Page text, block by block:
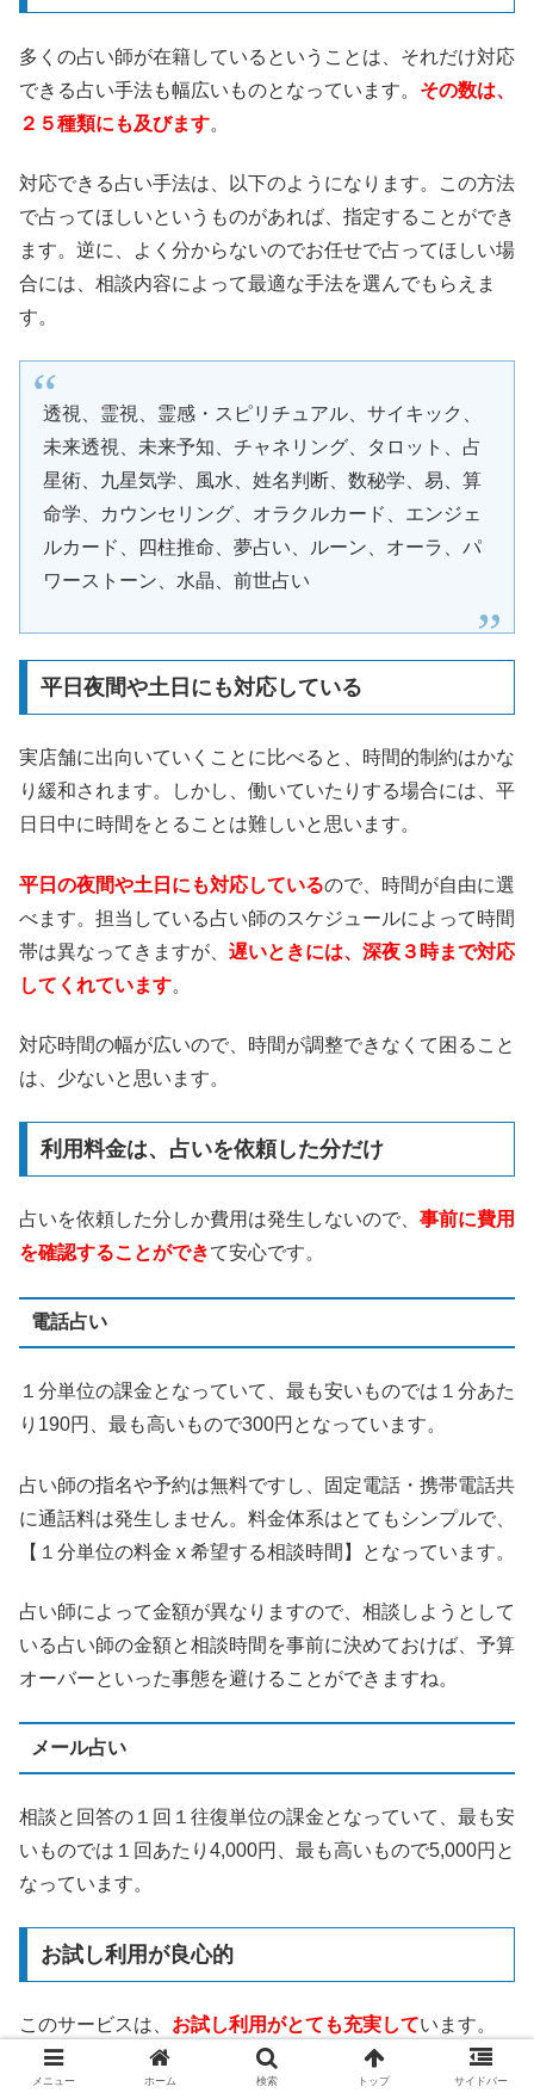
多くの占い師が在籍しているということは、それだけ対応
できる占い手法も幅広いものとなっています。 その数は、
２５種類にも及びます。
対応できる占い手法は、以下のようになります。この方法
で占ってほしいというものがあれば、指定することができ
ます。逆に、よく分からないのでお任せで占ってほしい場
合には、相談内容によって最適な手法を選んでもらえま
す。
透視、霊視、霊感・スピリチュアル、サイキック、
未来透視、未来予知、チャネリング、タロット、占
星術、九星気学、風水、姓名判断、数秘学、易、算
命学、カウンセリング、オラクルカード、エンジェ
ルカード、四柱推命、夢占い、ルーン、オーラ、パ
ワーストーン、水晶、前世占い
平日夜間や土日にも対応している
実店舗に出向いていくことに比べると、時間的制約はかな
り緩和されます。しかし、働いていたりする場合には、平
日日中に時間をとることは難しいと思います。
平日の夜間や土日にも対応しているので、時間が自由に選
べます。担当している占い師のスケジュールによって時間
帯は異なってきますが、 遅いときには、深夜３時まで対応
してくれています。
対応時間の幅が広いので、時間が調整できなくて困ること
は、少ないと思います。
利用料金は、占いを依頼した分だけ
占いを依頼した分しか費用は発生しないので、 事前に費用
を確認することができて安心です。
電話占い
１分単位の課金となっていて、最も安いものでは１分あた
り190円、最も高いもので300円となっています。
占い師の指名や予約は無料ですし、固定電話・携帯電話共
に通話料は発生しません。料金体系はとてもシンプルで、
【１分単位の料金 x 希望する相談時間】となっています。
占い師によって金額が異なりますので、相談しようとして
いる占い師の金額と相談時間を事前に決めておけば、予算
オーバーといった事態を避けることができますね。
メール占い
相談と回答の１回１往復単位の課金となっていて、最も安
いものでは１回あたり4,000円、最も高いもので5,000円と
なっています。
お試し利用が良心的
このサービスは、 お試し利用がとても充実しています。
メニュー ホーム 検索 トップ サイドバー